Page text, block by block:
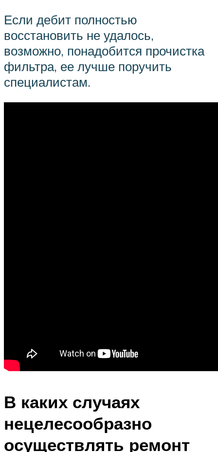
Если дебит полностью
восстановить не удалось,
возможно, понадобится прочистка
фильтра, ее лучше поручить
специалистам.
В каких случаях
нецелесообразно
осуществлять ремонт